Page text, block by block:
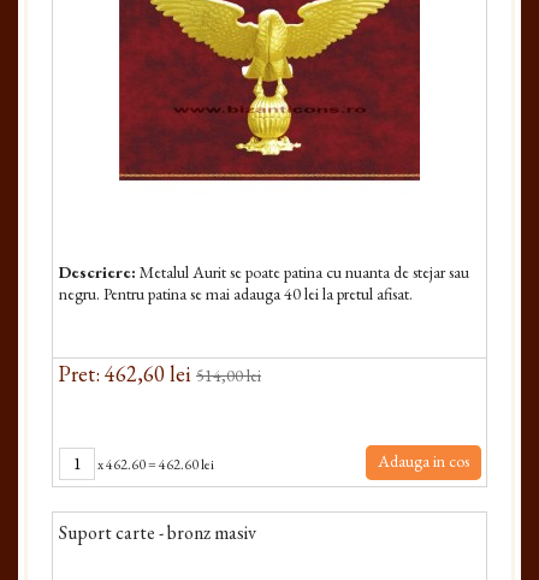
Descriere: Metalul Aurit se poate patina cu nuanta de stejar sau
negru. Pentru patina se mai adauga 40 lei la pretul afisat.
Pret: 462,60 lei 514,00 lei
x462.60=462.60 lei Adauga in cos
Suport carte - bronz masiv